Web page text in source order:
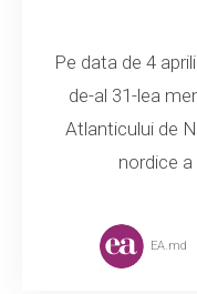
Pe data de 4
de-al 31-lea
Atlanticului de
nordice a
EA.md